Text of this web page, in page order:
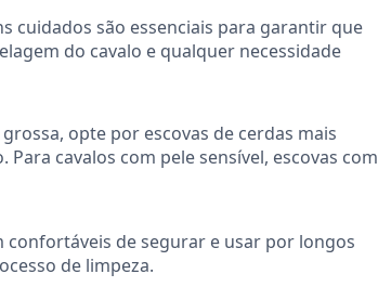
cuidados são essenciais para garantir que
do cavalo e qualquer necessidade
opte por escovas de cerdas mais
cavalos com pele sensível, escovas com
confortáveis de segurar e usar por longos
de limpeza.